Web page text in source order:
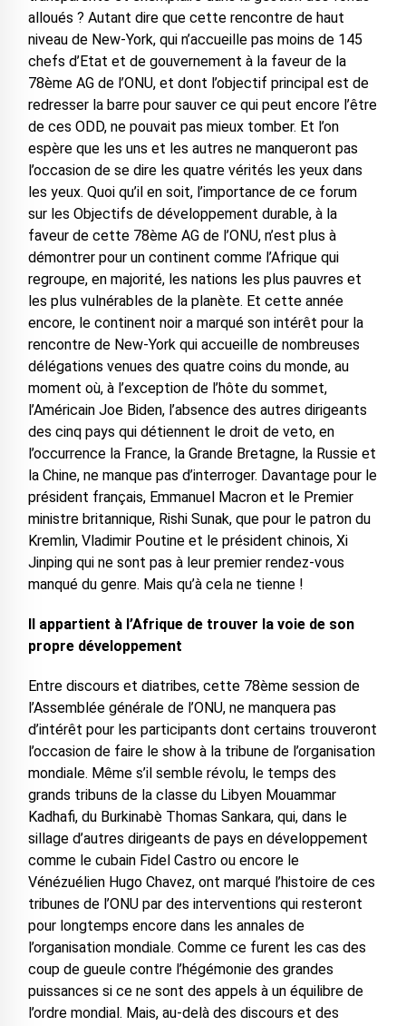
alloués ? Autant dire que cette rencontre de haut
niveau de New-York, qui n’accueille pas moins de 145
chefs d’Etat et de gouvernement à la faveur de la
78ème AG de l’ONU, et dont l’objectif principal est de
redresser la barre pour sauver ce qui peut encore l’être
de ces ODD, ne pouvait pas mieux tomber. Et l’on
espère que les uns et les autres ne manqueront pas
l’occasion de se dire les quatre vérités les yeux dans
les yeux. Quoi qu’il en soit, l’importance de ce forum
sur les Objectifs de développement durable, à la
faveur de cette 78ème AG de l’ONU, n’est plus à
démontrer pour un continent comme l’Afrique qui
regroupe, en majorité, les nations les plus pauvres et
les plus vulnérables de la planète. Et cette année
encore, le continent noir a marqué son intérêt pour la
rencontre de New-York qui accueille de nombreuses
délégations venues des quatre coins du monde, au
moment où, à l’exception de l’hôte du sommet,
l’Américain Joe Biden, l’absence des autres dirigeants
des cinq pays qui détiennent le droit de veto, en
l’occurrence la France, la Grande Bretagne, la Russie et
la Chine, ne manque pas d’interroger. Davantage pour le
président français, Emmanuel Macron et le Premier
ministre britannique, Rishi Sunak, que pour le patron du
Kremlin, Vladimir Poutine et le président chinois, Xi
Jinping qui ne sont pas à leur premier rendez-vous
manqué du genre. Mais qu’à cela ne tienne !
Il appartient à l’Afrique de trouver la voie de son
propre développement
Entre discours et diatribes, cette 78ème session de
l’Assemblée générale de l’ONU, ne manquera pas
d’intérêt pour les participants dont certains trouveront
l’occasion de faire le show à la tribune de l’organisation
mondiale. Même s’il semble révolu, le temps des
grands tribuns de la classe du Libyen Mouammar
Kadhafi, du Burkinabè Thomas Sankara, qui, dans le
sillage d’autres dirigeants de pays en développement
comme le cubain Fidel Castro ou encore le
Vénézuélien Hugo Chavez, ont marqué l’histoire de ces
tribunes de l’ONU par des interventions qui resteront
pour longtemps encore dans les annales de
l’organisation mondiale. Comme ce furent les cas des
coup de gueule contre l’hégémonie des grandes
puissances si ce ne sont des appels à un équilibre de
l’ordre mondial. Mais, au-delà des discours et des